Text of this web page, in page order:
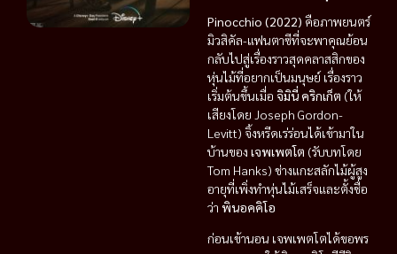
Pinocchio (2022) คือภาพยนตร์
มิวสิคัล-แฟนตาซีที่จะพาคุณย้อน
กลับไปสู่เรื่องราวสุดคลาสสิกของ
หุ่นไม้ที่อยากเป็นมนุษย์ เรื่องราว
เริ่มต้นขึ้นเมื่อ จิมินี่ คริกเก็ต (ให้
เสียงโดย Joseph Gordon-
Levitt) จิ้งหรีดเร่ร่อนได้เข้ามาใน
บ้านของ เจพเพตโต (รับบทโดย
Tom Hanks) ช่างแกะสลักไม้ผู้สูง
อายุที่เพิ่งทำหุ่นไม้เสร็จและตั้งชื่อ
ว่า พินอคคิโอ
ก่อนเข้านอน เจพเพตโตได้ขอพร